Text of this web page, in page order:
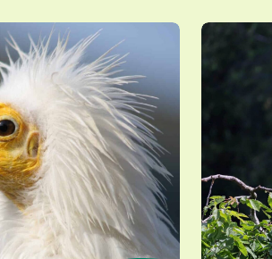
Dubbele